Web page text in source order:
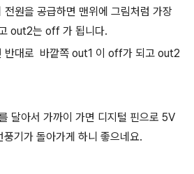
원을 공급하면 맨위에 그림처럼 가장
out2는 off 가 됩니다.
반대로 바깥쪽 out1 이 off가 되고 out2
달아서 가까이 가면 디지털 핀으로 5V
기가 돌아가게 하니 좋으네요.